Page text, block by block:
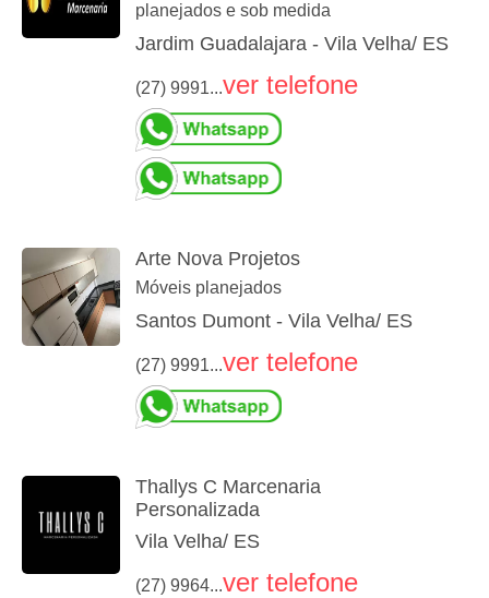
planejados e sob medida
Jardim Guadalajara - Vila Velha/ ES
(27) 9991...ver telefone
Arte Nova Projetos
Móveis planejados
Santos Dumont - Vila Velha/ ES
(27) 9991...ver telefone
Thallys C Marcenaria
Personalizada
Vila Velha/ ES
(27) 9964...ver telefone